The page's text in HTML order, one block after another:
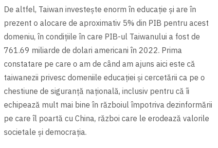
De altfel, Taiwan investeşte enorm în educație şi are în
prezent o alocare de aproximativ 5% din PIB pentru acest
domeniu, în condițiile în care PIB-ul Taiwanului a fost de
761.69 miliarde de dolari americani în 2022. Prima
constatare pe care o am de când am ajuns aici este că
taiwanezii privesc domeniile educației şi cercetării ca pe o
chestiune de siguranță națională, inclusiv pentru că îi
echipează mult mai bine în războiul împotriva dezinformării
pe care îl poartă cu China, război care le erodează valorile
societale şi democrația.